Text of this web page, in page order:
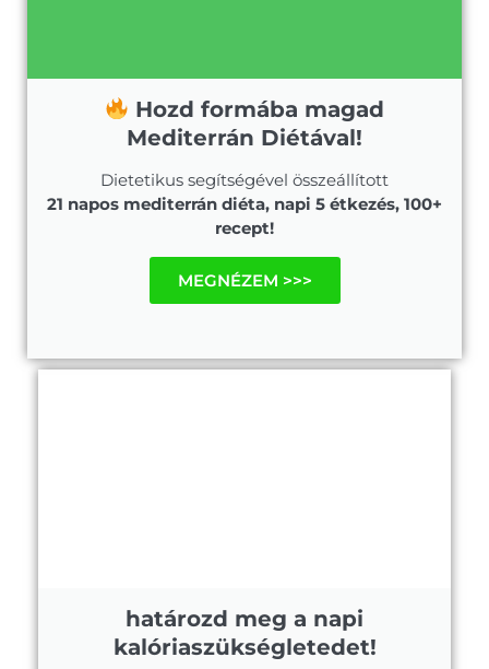
Hozd formába magad
Mediterrán Diétával!
Dietetikus segítségével összeállított
21 napos mediterrán diéta, napi 5 étkezés, 100+
recept!
MEGNÉZEM >>>
határozd meg a napi
kalóriaszükségletedet!